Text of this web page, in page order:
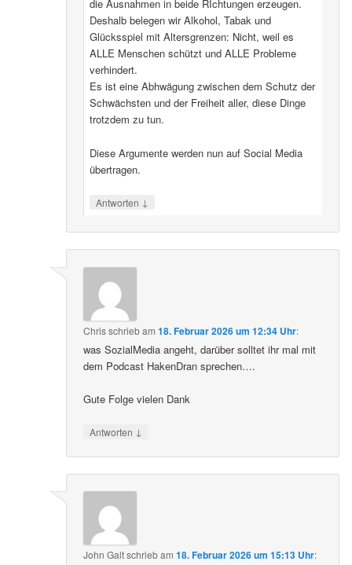
die Ausnahmen in beide RIchtungen erzeugen.
Deshalb belegen wir Alkohol, Tabak und
Glücksspiel mit Altersgrenzen: Nicht, weil es
ALLE Menschen schützt und ALLE Probleme
verhindert.
Es ist eine Abhwägung zwischen dem Schutz der
Schwächsten und der Freiheit aller, diese Dinge
trotzdem zu tun.
Diese Argumente werden nun auf Social Media
übertragen.
Antworten ↓
Chrisschriebam18. Februar 2026 um 12:34 Uhr:
was SozialMedia angeht, darüber solltet ihr mal mit
dem Podcast HakenDran sprechen….
Gute Folge vielen Dank
Antworten ↓
John Galtschriebam18. Februar 2026 um 15:13 Uhr: